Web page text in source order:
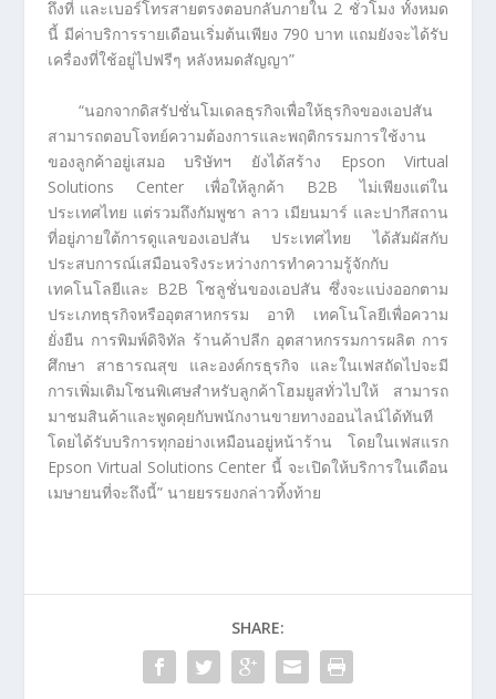
ถึงที่ และเบอร์โทรสายตรงตอบกลับภายใน 2 ชั่วโมง ทั้งหมด
นี้ มีค่าบริการรายเดือนเริ่มต้นเพียง 790 บาท แถมยังจะได้รับ
เครื่องที่ใช้อยู่ไปฟรีๆ หลังหมดสัญญา”
“นอกจากดิสรัปชั่นโมเดลธุรกิจเพื่อให้ธุรกิจของเอปสัน
สามารถตอบโจทย์ความต้องการและพฤติกรรมการใช้งาน
ของลูกค้าอยู่เสมอ บริษัทฯ ยังได้สร้าง Epson Virtual
Solutions Center เพื่อให้ลูกค้า B2B ไม่เพียงแต่ใน
ประเทศไทย แต่รวมถึงกัมพูชา ลาว เมียนมาร์ และปากีสถาน
ที่อยู่ภายใต้การดูแลของเอปสัน ประเทศไทย ได้สัมผัสกับ
ประสบการณ์เสมือนจริงระหว่างการทำความรู้จักกับ
เทคโนโลยีและ B2B โซลูชั่นของเอปสัน ซึ่งจะแบ่งออกตาม
ประเภทธุรกิจหรืออุตสาหกรรม อาทิ เทคโนโลยีเพื่อความ
ยั่งยืน การพิมพ์ดิจิทัล ร้านค้าปลีก อุตสาหกรรมการผลิต การ
ศึกษา สาธารณสุข และองค์กรธุรกิจ และในเฟสถัดไปจะมี
การเพิ่มเติมโซนพิเศษสำหรับลูกค้าโฮมยูสทั่วไปให้ สามารถ
มาชมสินค้าและพูดคุยกับพนักงานขายทางออนไลน์ได้ทันที
โดยได้รับบริการทุกอย่างเหมือนอยู่หน้าร้าน โดยในเฟสแรก
Epson Virtual Solutions Center นี้ จะเปิดให้บริการในเดือน
เมษายนที่จะถึงนี้” นายยรรยงกล่าวทิ้งท้าย
SHARE: